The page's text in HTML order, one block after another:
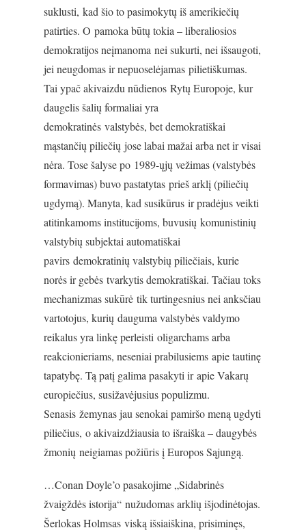
suklusti, kad šio to pasimokytų iš amerikiečių
patirties. O pamoka būtų tokia – liberaliosios
demokratijos neįmanoma nei sukurti, nei išsaugoti,
jei neugdomas ir nepuoselėjamas pilietiškumas.
Tai ypač akivaizdu nūdienos Rytų Europoje, kur
daugelis šalių formaliai yra
demokratinės valstybės, bet demokratiškai
mąstančių piliečių jose labai mažai arba net ir visai
nėra. Tose šalyse po 1989-ųjų vežimas (valstybės
formavimas) buvo pastatytas prieš arklį (piliečių
ugdymą). Manyta, kad susikūrus ir pradėjus veikti
atitinkamoms institucijoms, buvusių komunistinių
valstybių subjektai automatiškai
pavirs demokratinių valstybių piliečiais, kurie
norės ir gebės tvarkytis demokratiškai. Tačiau toks
mechanizmas sukūrė tik turtingesnius nei anksčiau
vartotojus, kurių dauguma valstybės valdymo
reikalus yra linkę perleisti oligarchams arba
reakcionieriams, neseniai prabilusiems apie tautinę
tapatybę. Tą patį galima pasakyti ir apie Vakarų
europiečius, susižavėjusius populizmu.
Senasis žemynas jau senokai pamiršo meną ugdyti
piliečius, o akivaizdžiausia to išraiška – daugybės
žmonių neigiamas požiūris į Europos Sąjungą.
…Conan Doyle’o pasakojime „Sidabrinės
žvaigždės istorija“ nužudomas arklių išjodinėtojas.
Šerlokas Holmsas viską išsiaiškina, prisiminęs,